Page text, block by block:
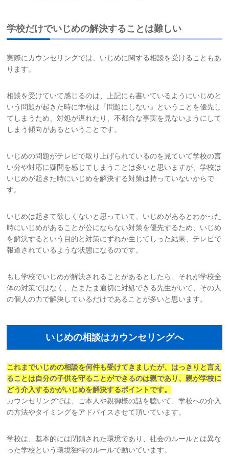
学校だけでいじめの解決することは難しい
実際にカウンセリングでは、いじめに関する相談を受けることもあ
ります。
相談を受けていて感じるのは、上記にも書いているようにいじめと
いう問題が起きた時に学校は『問題にしない』ということを優先し
てしまうため、対処が遅れたり、不都合な事実を見ないようにして
しまう傾向があるということです。
いじめの問題がテレビで取り上げられているのを見ていて学校の言
い分や対応に疑問を感じてしまうことは多いと思いますが、学校は
いじめが起きた時にいじめを解決する対策は持っていないからで
す。
いじめは起きて欲しくないと思っていて、いじめがあるとわかった
時にいじめがあることが公にならない対策を優先するため、いじめ
を解決するという目的と対策にずれが生じてしった結果、テレビで
報道されているような状態になるのです。
もし学校でいじめが解決されることがあるとしたら、それが学校全
体の対策ではなく、たまたま適切に対処できる先生がいて、その人
の個人の力で解決しているだけであることが多いと思います。
いじめの相談はカウンセリングへ
これまでいじめの相談を何件も受けてきましたが、はっきりと言え
ることは自分の子供を守ることができるのは親であり、親が学校に
どう介入するかがいじめを解決するポイントです。
カウンセリングでは、ご本人や親御様の話を聴いて、学校への介入
の方法やタイミングをアドバイスさせて頂いています。
学校は、基本的には閉鎖された環境であり、社会のルールとは異な
った学校という環境独特のルールで動いています。